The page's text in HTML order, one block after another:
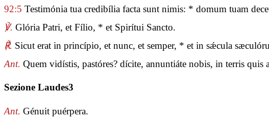
92:5 Testimónia tua credibília facta sunt nimis: * domum tuam
℣. Glória Patri, et Fílio, * et Spirítui Sancto.
℟. Sicut erat in princípio, et nunc, et semper, * et in sǽcula
Ant. Quem vidístis, pastóres? dícite, annuntiáte nobis, in terris
Sezione Laudes3
Ant. Génuit puérpera.